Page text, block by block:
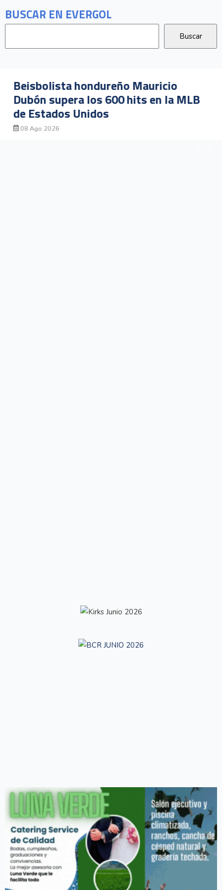
BUSCAR EN EVERGOL
Beisbolista hondureño Mauricio
Dubón supera los 600 hits en la MLB
de Estados Unidos
08 Ago 2026